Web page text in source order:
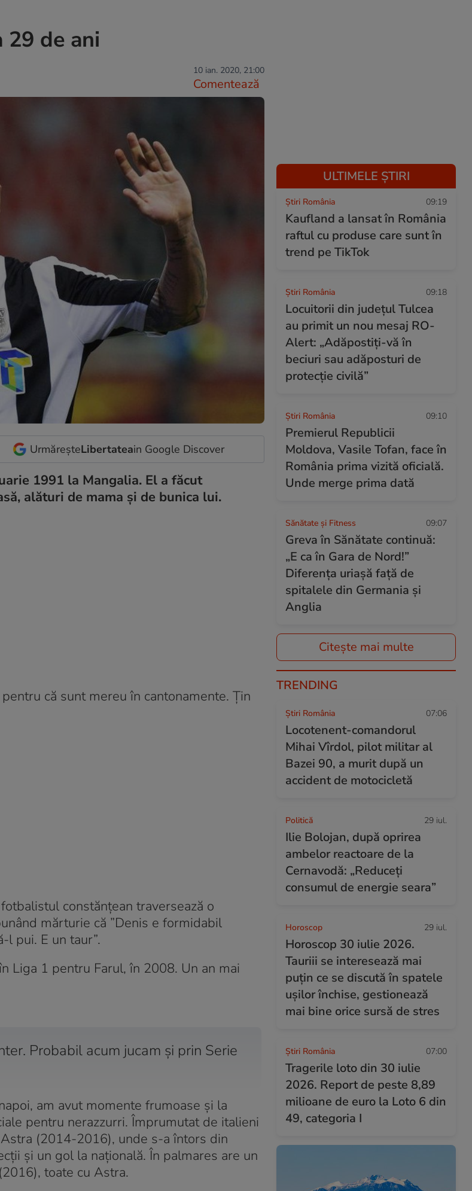
29 de ani
10 ian. 2020, 21:00
Comentează
UrmăreșteLibertateain Google Discover
1991 la Mangalia. El a făcut
alături de mama și de bunica lui.
că sunt mereu în cantonamente. Țin
constănțean traversează o
mărturie că ”Denis e formidabil
l pui. E un taur”.
Liga 1 pentru Farul, în 2008. Un an mai
Probabil acum jucam şi prin Serie
am avut momente frumoase şi la
pentru nerazzurri. Împrumutat de italieni
(2014-2016), unde s-a întors din
și un gol la națională. În palmares are un
toate cu Astra.
ULTIMELE ȘTIRI
Știri România 09:19
Kaufland a lansat în România
raftul cu produse care sunt în
trend pe TikTok
Știri România 09:18
Locuitorii din județul Tulcea
au primit un nou mesaj RO-
Alert: „Adăpostiţi-vă în
beciuri sau adăposturi de
protecţie civilă”
Știri România 09:10
Premierul Republicii
Moldova, Vasile Tofan, face în
România prima vizită oficială.
Unde merge prima dată
Sănătate și Fitness 09:07
Greva în Sănătate continuă:
„E ca în Gara de Nord!”
Diferența uriașă față de
spitalele din Germania și
Anglia
Citește mai multe
TRENDING
Știri România 07:06
Locotenent-comandorul
Mihai Vîrdol, pilot militar al
Bazei 90, a murit după un
accident de motocicletă
Politică 29 iul.
Ilie Bolojan, după oprirea
ambelor reactoare de la
Cernavodă: „Reduceți
consumul de energie seara”
Horoscop 29 iul.
Horoscop 30 iulie 2026.
Tauriii se interesează mai
puțin ce se discută în spatele
ușilor închise, gestionează
mai bine orice sursă de stres
Știri România 07:00
Tragerile loto din 30 iulie
2026. Report de peste 8,89
milioane de euro la Loto 6 din
49, categoria I